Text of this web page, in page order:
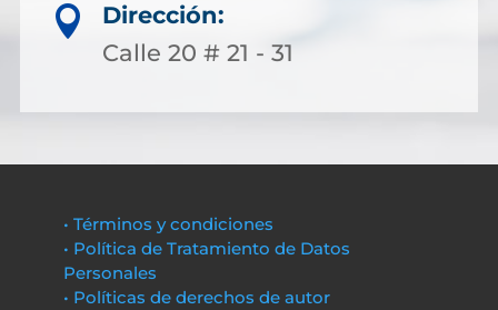

Dirección:
Calle 20 # 21 - 31
• Términos y condiciones
• Política de Tratamiento de Datos
Personales
• Políticas de derechos de autor